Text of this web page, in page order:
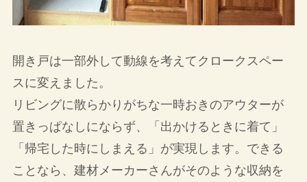
開き戸は一部外して動線を考えてクロークスペー
スに変えました。
リビングに散らかりがちな一時おきのアウターが
置きっぱなしにならず、「出かけるときに着て」
「帰宅した時にしまえる」が実現します。できる
ことなら、建材メーカーさんがそのような収納を